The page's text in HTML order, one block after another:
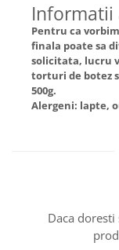
Informatii
Pentru ca
finala poate sa
solicitata, lucru
torturi de botez
500g.
Alergeni: lapte,
Daca